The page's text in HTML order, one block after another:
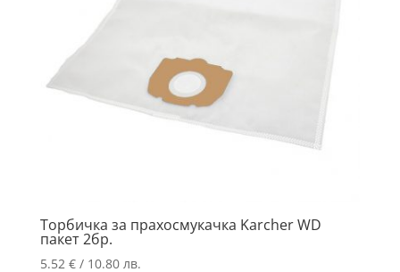
Торбичка за прахосмукачка Karcher WD
пакет 2бр.
5.52 €/ 10.80 лв.